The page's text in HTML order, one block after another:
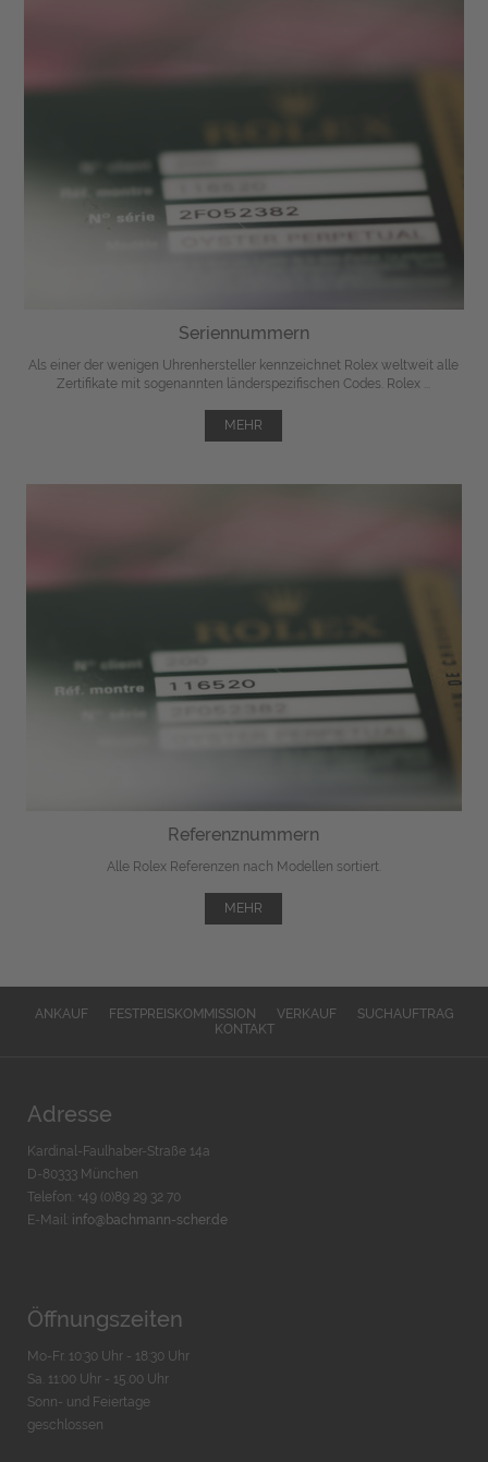
Seriennummern
Als einer der wenigen Uhrenhersteller kennzeichnet Rolex weltweit alle
Zertifikate mit sogenannten länderspezifischen Codes. Rolex ...
MEHR
Referenznummern
Alle Rolex Referenzen nach Modellen sortiert.
MEHR
ANKAUF FESTPREISKOMMISSION VERKAUF
SUCHAUFTRAG
KONTAKT
Adresse
Kardinal-Faulhaber-Straße 14a
D-80333 München
Telefon: +49 (0)89 29 32 70
E-Mail: info@bachmann-scher.de
Öffnungszeiten
Mo-Fr. 10:30 Uhr - 18:30 Uhr
Sa. 11:00 Uhr - 15.00 Uhr
Sonn- und Feiertage
geschlossen